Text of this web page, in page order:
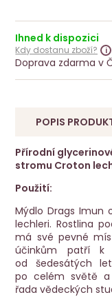
Ihned k dispozici
Kdy dostanu zboží?
Doprava zdarma v
POPIS
Přírodní
stromu Croton
Použití:
Mýdlo Drags Imun
lechleri. Rostlina
má své pevné
účinkům patří k
od šedesátých
po celém světě a
řada vědeckých